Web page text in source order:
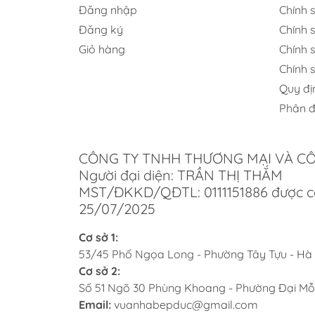
Hiện
dụng.
Đăng nhập
Đăng ký
Giỏ hàng
Chính
Chính
Chính
Chính
Quy
Phân
CÔNG TY TNHH THƯƠNG MẠI VÀ
Người đại diện: TRẦN THỊ THẮM
MST/ĐKKD/QĐTL: 0111151886 được
25/07/2025
Cơ sở 1:
53/45 Phố Ngọa Long - Phường Tây Tựu - Hà
Cơ sở 2:
Số 51 Ngõ 30 Phùng Khoang - Phường Đại
Email: vuanhabepduc@gmail.com